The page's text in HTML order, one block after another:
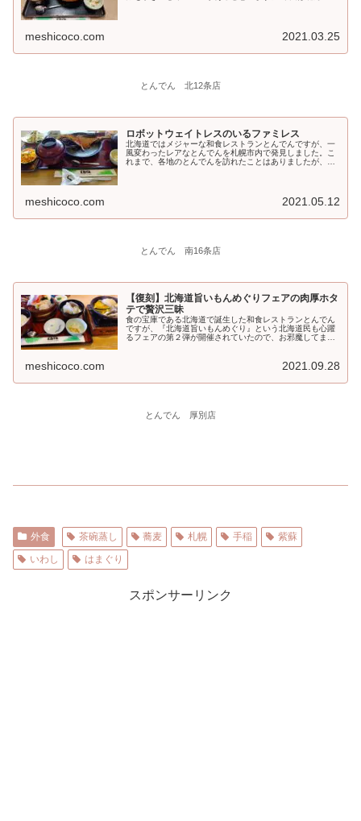
meshicoco.com 2021.03.25
とんでん 北12条店
ロボットウェイトレスのいるファミレス
北海道ではメジャーな和食レストランとんでんですが、一
風変わったレアなとんでんを札幌市内で発見しました。こ
れまで、各地のとんでんを訪れたことはありましたが、間
meshicoco.com 2021.05.12
とんでん 南16条店
【復刻】北海道旨いもんめぐりフェアの肉厚ホタ
テで贅沢三昧
食の宝庫である北海道で誕生した和食レストランとんでん
ですが、『北海道旨いもんめぐり』という北海道民も心躍
るフェアの第２弾が開催されていたので、お邪魔してまい
meshicoco.com 2021.09.28
とんでん 厚別店
外食 茶碗蒸し 蕎麦 札幌 手稲
紫蘇
いわし
はまぐり
スポンサーリンク